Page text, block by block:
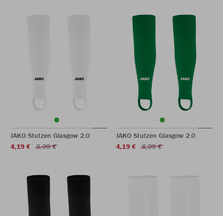
JAKO Stutzen Glasgow 2.0
4,19 €
6,99 €
JAKO Stutzen Glasgow 2.0
4,19 €
6,99 €